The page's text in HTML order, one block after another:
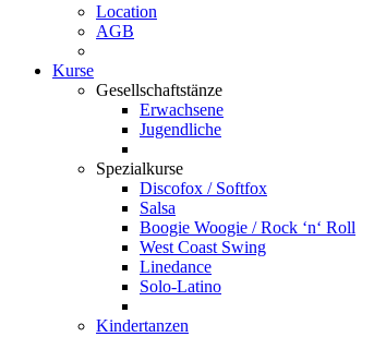
Location
AGB
Kurse
Gesellschaftstänze
Erwachsene
Jugendliche
Spezialkurse
Discofox / Softfox
Salsa
Boogie Woogie / Rock ‘n‘ Roll
West Coast Swing
Linedance
Solo-Latino
Kindertanzen